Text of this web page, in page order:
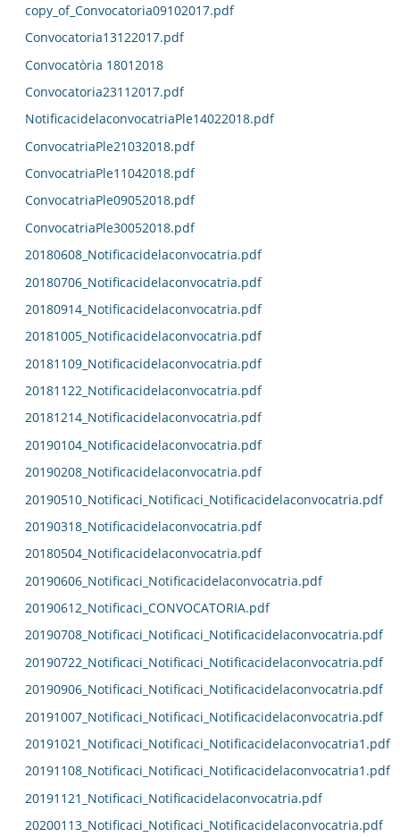
copy_of_Convocatoria09102017.pdf
Convocatoria13122017.pdf
Convocatòria 18012018
Convocatoria23112017.pdf
NotificacidelaconvocatriaPle14022018.pdf
ConvocatriaPle21032018.pdf
ConvocatriaPle11042018.pdf
ConvocatriaPle09052018.pdf
ConvocatriaPle30052018.pdf
20180608_Notificacidelaconvocatria.pdf
20180706_Notificacidelaconvocatria.pdf
20180914_Notificacidelaconvocatria.pdf
20181005_Notificacidelaconvocatria.pdf
20181109_Notificacidelaconvocatria.pdf
20181122_Notificacidelaconvocatria.pdf
20181214_Notificacidelaconvocatria.pdf
20190104_Notificacidelaconvocatria.pdf
20190208_Notificacidelaconvocatria.pdf
20190510_Notificaci_Notificaci_Notificacidelaconvocatria.pdf
20190318_Notificacidelaconvocatria.pdf
20180504_Notificacidelaconvocatria.pdf
20190606_Notificaci_Notificacidelaconvocatria.pdf
20190612_Notificaci_CONVOCATORIA.pdf
20190708_Notificaci_Notificaci_Notificacidelaconvocatria.pdf
20190722_Notificaci_Notificaci_Notificacidelaconvocatria.pdf
20190906_Notificaci_Notificaci_Notificacidelaconvocatria.pdf
20191007_Notificaci_Notificaci_Notificacidelaconvocatria.pdf
20191021_Notificaci_Notificaci_Notificacidelaconvocatria1.pdf
20191108_Notificaci_Notificaci_Notificacidelaconvocatria1.pdf
20191121_Notificaci_Notificacidelaconvocatria.pdf
20200113_Notificaci_Notificaci_Notificacidelaconvocatria.pdf